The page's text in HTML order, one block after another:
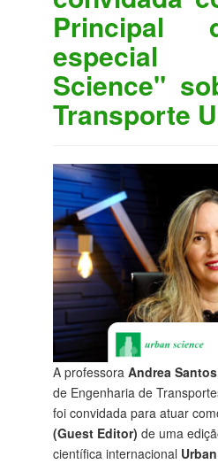
Principal
Science"
Transporte
A professora Andrea Santos
de Engenharia de
foi convidada para atuar
(Guest Editor) de uma
científica internacional